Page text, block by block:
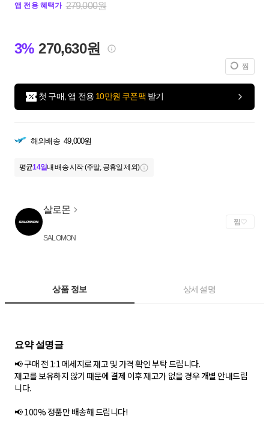
앱 전용 혜택가 279,000원
3% 270,630원
찜
첫 구매, 앱 전용 10만원 쿠폰팩 받기
해외배송 49,000원
평균14일내 배송 시작 (주말, 공휴일 제외)
살로몬
SALOMON
찜
상품 정보 상세설명
요약 설명글
📢 구매 전 1:1 메세지로 재고 및 가격 확인 부탁 드립니다.
재고를 보유하지 않기 때문에 결제 이후 재고가 없을 경우 개별 안내드립
니다.
📢 100% 정품만 배송해 드립니다!